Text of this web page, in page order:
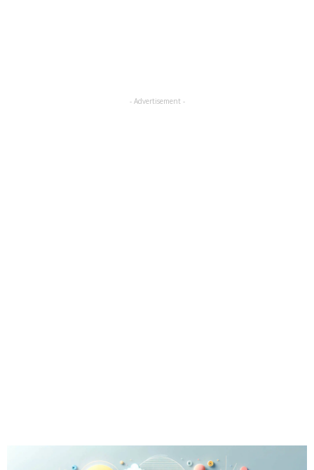
- Advertisement -